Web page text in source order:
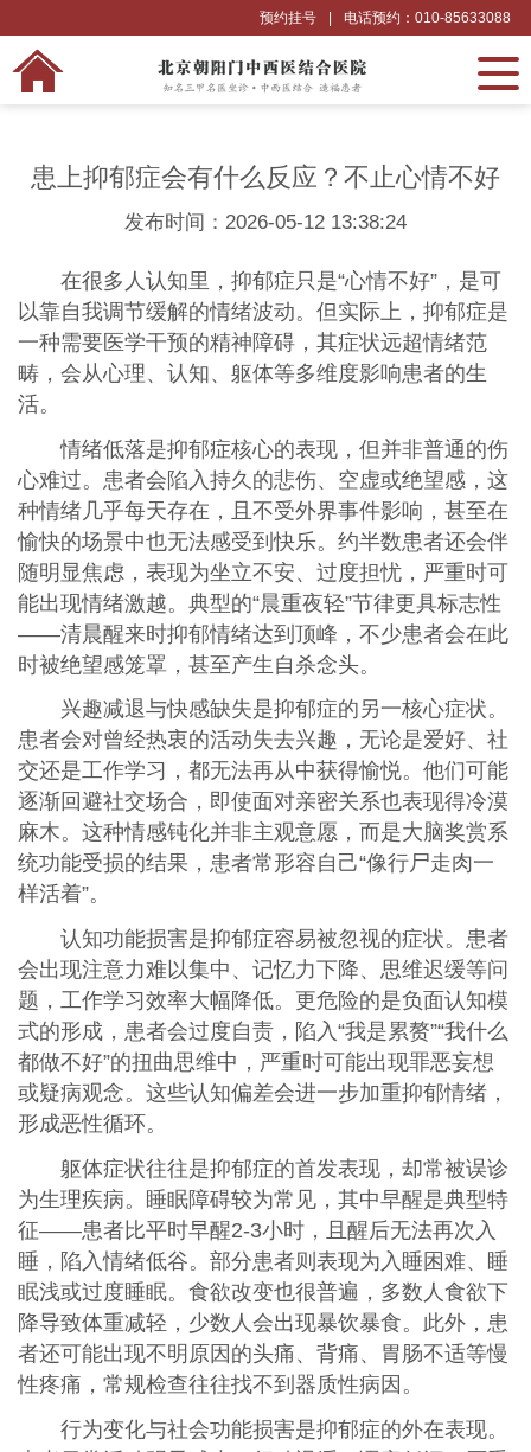
电话预约：010-85633088
预约挂号
患上抑郁症会有什么反应？不止心情不好
发布时间：2026-05-12 13:38:24
在很多人认知里，抑郁症只是“心情不好”，是可
以靠自我调节缓解的情绪波动。但实际上，抑郁症是
一种需要医学干预的精神障碍，其症状远超情绪范
畴，会从心理、认知、躯体等多维度影响患者的生
活。
情绪低落是抑郁症核心的表现，但并非普通的伤
心难过。患者会陷入持久的悲伤、空虚或绝望感，这
种情绪几乎每天存在，且不受外界事件影响，甚至在
愉快的场景中也无法感受到快乐。约半数患者还会伴
随明显焦虑，表现为坐立不安、过度担忧，严重时可
能出现情绪激越。典型的“晨重夜轻”节律更具标志性
——清晨醒来时抑郁情绪达到顶峰，不少患者会在此
时被绝望感笼罩，甚至产生自杀念头。
兴趣减退与快感缺失是抑郁症的另一核心症状。
患者会对曾经热衷的活动失去兴趣，无论是爱好、社
交还是工作学习，都无法再从中获得愉悦。他们可能
逐渐回避社交场合，即使面对亲密关系也表现得冷漠
麻木。这种情感钝化并非主观意愿，而是大脑奖赏系
统功能受损的结果，患者常形容自己“像行尸走肉一
样活着”。
认知功能损害是抑郁症容易被忽视的症状。患者
会出现注意力难以集中、记忆力下降、思维迟缓等问
题，工作学习效率大幅降低。更危险的是负面认知模
式的形成，患者会过度自责，陷入“我是累赘”“我什么
都做不好”的扭曲思维中，严重时可能出现罪恶妄想
或疑病观念。这些认知偏差会进一步加重抑郁情绪，
形成恶性循环。
躯体症状往往是抑郁症的首发表现，却常被误诊
为生理疾病。睡眠障碍较为常见，其中早醒是典型特
征——患者比平时早醒2-3小时，且醒后无法再次入
睡，陷入情绪低谷。部分患者则表现为入睡困难、睡
眠浅或过度睡眠。食欲改变也很普遍，多数人食欲下
降导致体重减轻，少数人会出现暴饮暴食。此外，患
者还可能出现不明原因的头痛、背痛、胃肠不适等慢
性疼痛，常规检查往往找不到器质性病因。
行为变化与社会功能损害是抑郁症的外在表现。